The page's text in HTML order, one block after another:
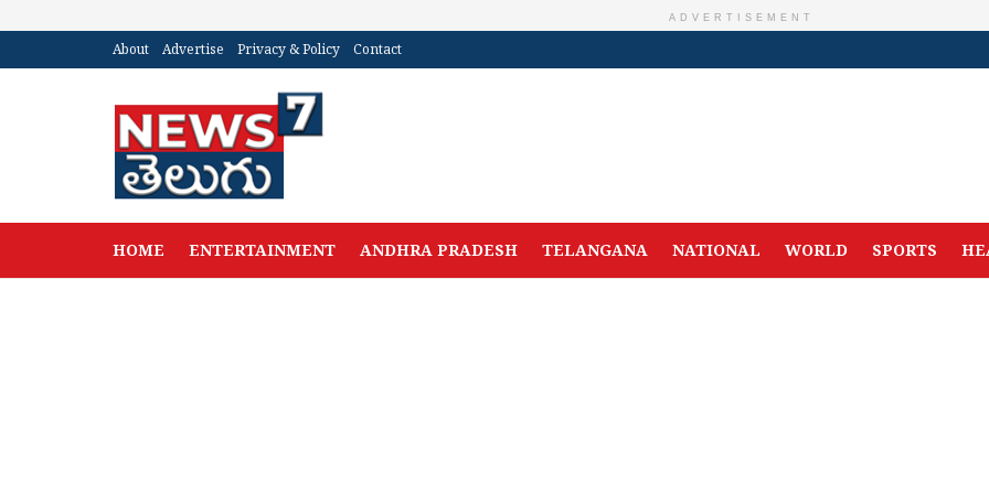
ADVERTISEMENT
About Advertise Privacy & Policy Contact
HOME ENTERTAINMENT ANDHRA PRADESH TELANGANA NATIONAL WORLD SPORTS